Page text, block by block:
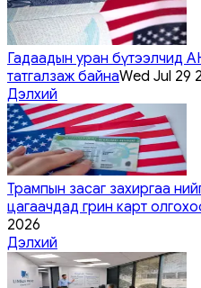
Гадаадын уран бүтээлчид
татгалзаж байнаWed Jul 29
Дэлхий
Трампын засаг захиргаа
цагаачдад грин карт
2026
Дэлхий